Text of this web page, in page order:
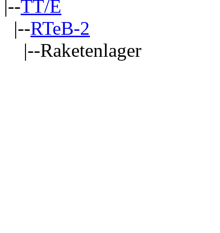
|--TT/E
|--RTeB-2
|--Raketenlager